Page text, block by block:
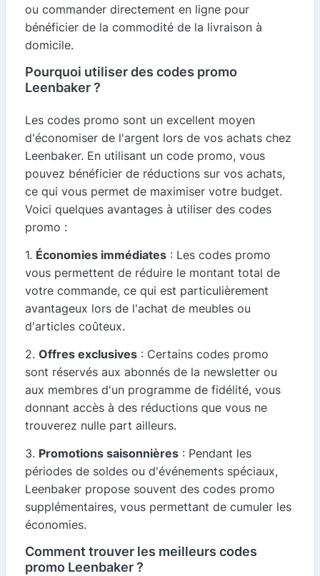
ou commander directement en ligne pour
bénéficier de la commodité de la livraison à
domicile.
Pourquoi utiliser des codes promo
Leenbaker ?
Les codes promo sont un excellent moyen
d'économiser de l'argent lors de vos achats chez
Leenbaker. En utilisant un code promo, vous
pouvez bénéficier de réductions sur vos achats,
ce qui vous permet de maximiser votre budget.
Voici quelques avantages à utiliser des codes
promo :
1. Économies immédiates : Les codes promo
vous permettent de réduire le montant total de
votre commande, ce qui est particulièrement
avantageux lors de l'achat de meubles ou
d'articles coûteux.
2. Offres exclusives : Certains codes promo
sont réservés aux abonnés de la newsletter ou
aux membres d'un programme de fidélité, vous
donnant accès à des réductions que vous ne
trouverez nulle part ailleurs.
3. Promotions saisonnières : Pendant les
périodes de soldes ou d'événements spéciaux,
Leenbaker propose souvent des codes promo
supplémentaires, vous permettant de cumuler les
économies.
Comment trouver les meilleurs codes
promo Leenbaker ?